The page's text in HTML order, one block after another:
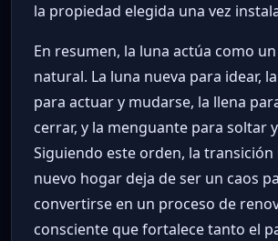
la propiedad elegida una vez
En resumen, la luna actúa como
natural. La luna nueva para idear,
para actuar y mudarse, la llena
cerrar, y la menguante para soltar
Siguiendo este orden, la transición
nuevo hogar deja de ser un caos
convertirse en un proceso de
consciente que fortalece tanto el